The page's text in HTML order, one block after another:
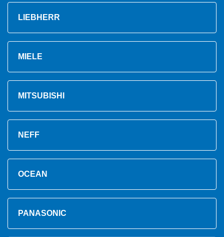
LIEBHERR
MIELE
MITSUBISHI
NEFF
OCEAN
PANASONIC